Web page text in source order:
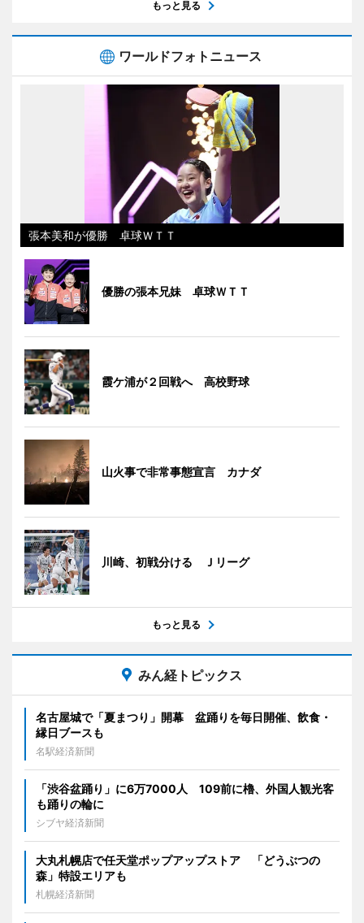
もっと見る
ワールドフォトニュース
張本美和が優勝 卓球ＷＴＴ
優勝の張本兄妹 卓球ＷＴＴ
霞ケ浦が２回戦へ 高校野球
山火事で非常事態宣言 カナダ
川崎、初戦分ける Ｊリーグ
もっと見る
みん経トピックス
名古屋城で「夏まつり」開幕 盆踊りを毎日開催、飲食・
縁日ブースも
名駅経済新聞
「渋谷盆踊り」に6万7000人 109前に櫓、外国人観光客
も踊りの輪に
シブヤ経済新聞
大丸札幌店で任天堂ポップアップストア 「どうぶつの
森」特設エリアも
札幌経済新聞